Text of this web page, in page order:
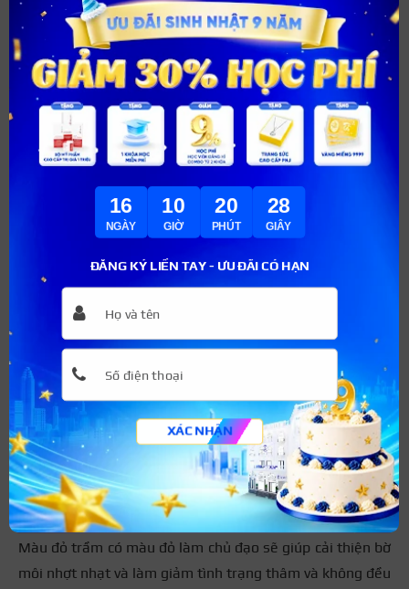
rũ, sexy thì màu đỏ ruby chính là màu phun môi mà bạn
nhất định phải thử. Bạn nên kết hợp công nghệ phun môi
collagen, phun môi candy lips với màu đỏ ruby để mang
lại một kết quả xuất sắc nhất.
Màu đỏ ruby thích hợp cho chị em yêu thích sự phong
cách sexy
Màu đỏ trầm
Năm 2026, màu đỏ trầm là màu môi được nhiều chị em
săn đón nhiều nhất khi có nhu cầu phun môi thẩm mỹ.
Màu đỏ trầm có màu đỏ làm chủ đạo sẽ giúp cải thiện bờ
môi nhợt nhạt và làm giảm tình trạng thâm và không đều
ĐĂNG KÝ LIỀN TAY - ƯU ĐÃI CÓ HẠN
16
NGÀY
10
GIỜ
20
PHÚT
26
GIÂY
XÁC NHẬN